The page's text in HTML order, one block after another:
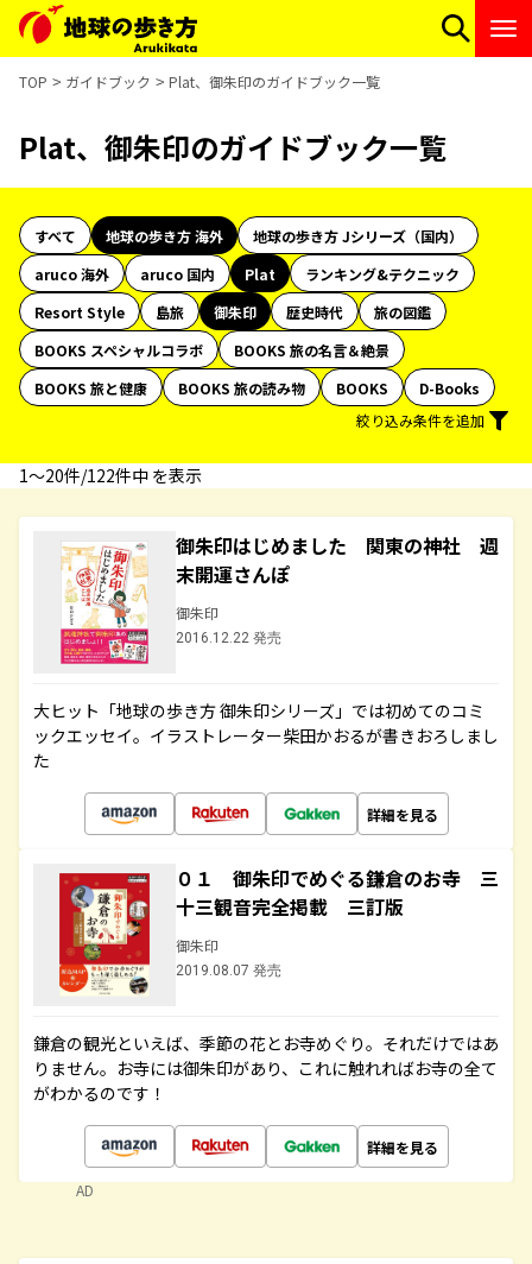
TOP ガイドブック Plat、御朱印のガイドブック一覧
Plat、御朱印のガイドブック一覧
すべて 地球の歩き方 海外
地球の歩き方 Jシリーズ（国内）
aruco 海外
aruco 国内 Plat
ランキング&テクニック
Resort Style
島旅 御朱印 歴史時代
旅の図鑑
BOOKS スペシャルコラボ
BOOKS 旅の名言＆絶景
BOOKS 旅と健康
BOOKS 旅の読み物 BOOKS
D-Books
絞り込み条件を追加
1〜20件/122件中 を表示
御朱印はじめました 関東の神社 週
末開運さんぽ
御朱印
2016.12.22 発売
大ヒット「地球の歩き方 御朱印シリーズ」では初めてのコミ
ックエッセイ。イラストレーター柴田かおるが書きおろしまし
た
詳細を見る
０１ 御朱印でめぐる鎌倉のお寺 三
十三観音完全掲載 三訂版
御朱印
2019.08.07 発売
鎌倉の観光といえば、季節の花とお寺めぐり。それだけではあ
りません。お寺には御朱印があり、これに触れればお寺の全て
がわかるのです！
詳細を見る
AD